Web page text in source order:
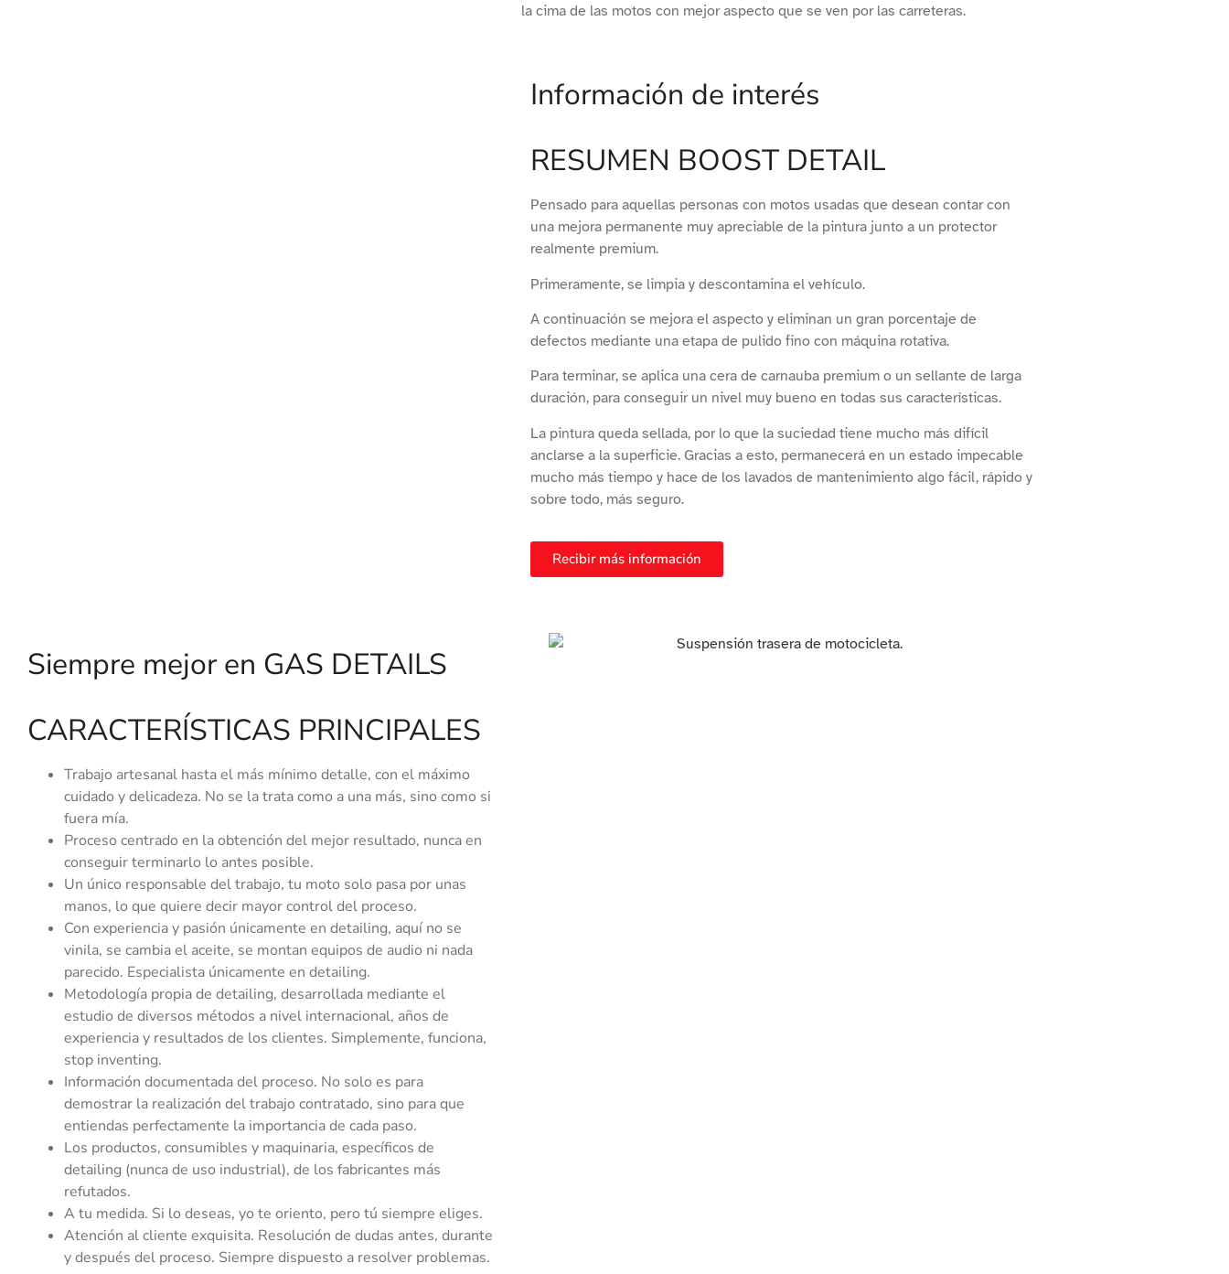
la cima de las motos con mejor aspecto que se ven por las carreteras.
Información de interés
RESUMEN BOOST DETAIL
Pensado para aquellas personas con motos usadas que desean contar con
una mejora permanente muy apreciable de la pintura junto a un protector
realmente premium.
Primeramente, se limpia y descontamina el vehículo.
A continuación se mejora el aspecto y eliminan un gran porcentaje de
defectos mediante una etapa de pulido fino con máquina rotativa.
Para terminar, se aplica una cera de carnauba premium o un sellante de larga
duración, para conseguir un nivel muy bueno en todas sus características.
La pintura queda sellada, por lo que la suciedad tiene mucho más difícil
anclarse a la superficie. Gracias a esto, permanecerá en un estado impecable
mucho más tiempo y hace de los lavados de mantenimiento algo fácil, rápido y
sobre todo, más seguro.
Recibir más información
Siempre mejor en GAS DETAILS
CARACTERÍSTICAS PRINCIPALES
Trabajo artesanal hasta el más mínimo detalle, con el máximo
cuidado y delicadeza. No se la trata como a una más, sino como si
fuera mía.
Proceso centrado en la obtención del mejor resultado, nunca en
conseguir terminarlo lo antes posible.
Un único responsable del trabajo, tu moto solo pasa por unas
manos, lo que quiere decir mayor control del proceso.
Con experiencia y pasión únicamente en detailing, aquí no se
vinila, se cambia el aceite, se montan equipos de audio ni nada
parecido. Especialista únicamente en detailing.
Metodología propia de detailing, desarrollada mediante el
estudio de diversos métodos a nivel internacional, años de
experiencia y resultados de los clientes. Simplemente, funciona,
stop inventing.
Información documentada del proceso. No solo es para
demostrar la realización del trabajo contratado, sino para que
entiendas perfectamente la importancia de cada paso.
Los productos, consumibles y maquinaria, específicos de
detailing (nunca de uso industrial), de los fabricantes más
refutados.
A tu medida. Si lo deseas, yo te oriento, pero tú siempre eliges.
Atención al cliente exquisita. Resolución de dudas antes, durante
y después del proceso. Siempre dispuesto a resolver problemas.